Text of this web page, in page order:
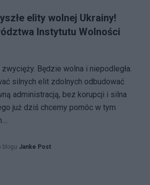
elity wolnej Ukrainy!
Instytutu Wolności
Będzie wolna i niepodległa.
silnych elit zdolnych odbudować
administracją, bez korupcji i silna
już dziś chcemy pomóc w tym
blogu Janke Post